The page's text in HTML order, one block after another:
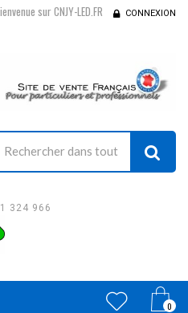
sur CNJY-LED.FR CONNEXION
324 966
0